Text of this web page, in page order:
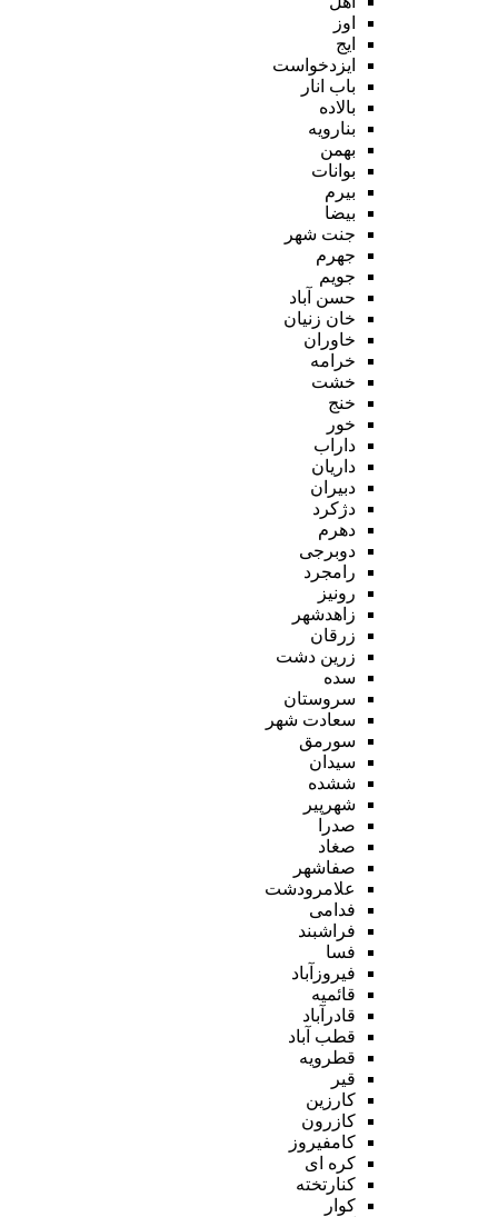
اوز
ایج
ایزدخواست
باب انار
بالاده
بنارویه
بهمن
بوانات
بیرم
بیضا
جنت شهر
جهرم
جویم
حسن آباد
خان زنیان
خاوران
خرامه
خشت
خنج
خور
داراب
داریان
دبیران
دژکرد
دهرم
دوبرجی
رامجرد
رونیز
زاهدشهر
زرقان
زرین دشت
سده
سروستان
سعادت شهر
سورمق
سیدان
ششده
شهرپیر
صدرا
صغاد
صفاشهر
علامرودشت
فدامی
فراشبند
فسا
فیروزآباد
قائمیه
قادرآباد
قطب آباد
قطرویه
قیر
کارزین
کازرون
کامفیروز
کره ای
کنارتخته
کوار